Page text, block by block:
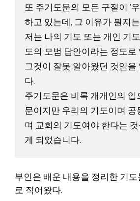
또 주기도문의 모든 구절이 '
하고 있는데, 그 이유가 뭔지
저는 나의 기도 또는 개인 기
도의 모범 답안이라는 정도로
그것이 잘못 알아왔던 것임을
다.
주기도문은 비록 개개인의
문이지만 우리의 기도이며
며 교회의 기도여야 한다는
게 되었습니다.
부인은 배운 내용을 정리한 기
로 적어왔다.